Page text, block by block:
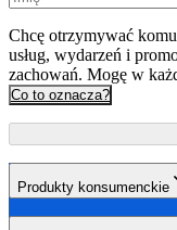
Chcę otrzymywać
usług, wydarzeń i
zachowań. Mogę w
Co to oznacza?
Produkty konsumenckie